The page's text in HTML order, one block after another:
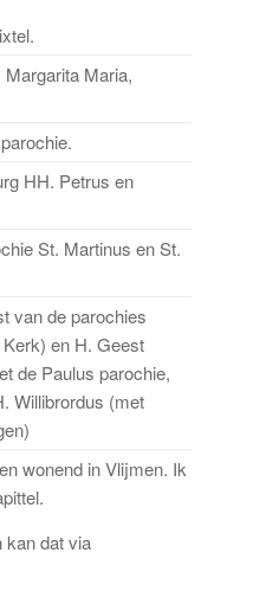
Maria,
HH. Petrus en
St. Martinus en St.
van de parochies
en H. Geest
de Paulus parochie,
Willibrordus (met
wonend in Vlijmen. Ik
kan dat via